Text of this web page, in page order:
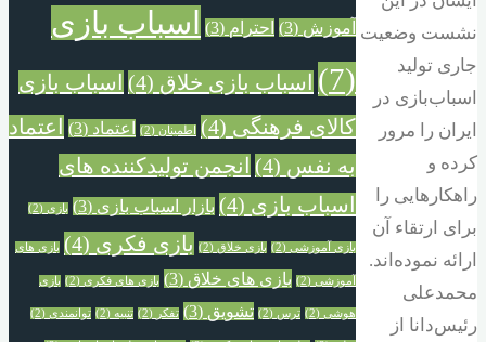
نشست وضعیت
جاری تولید
اسباب‌بازی در
ایران را مرور
کرده و
راهکارهایی را
برای ارتقاء آن
ارائه نموده‌اند.
محمدعلی
رئیس‌دانا از
آموزش (3) احترام (3)
اسباب بازی
(7)
اسباب بازی خلاق (4)
اسباب بازی
کالای فرهنگی (4) اطمینان (2) اعتماد (3)
اعتماد
به نفس (4)
انجمن تولیدکننده های
اسباب بازی (4) بازار اسباب بازی (3) بازی (2)
بازی آموزشی (2) بازی خلاق (2) بازی فکری (4) بازی های
آموزشی (2) بازی های خلاق (3) بازی های فکری (2) بازی
هوشی (2) ترس (2) تشویق (3) تفکر (2) تنبیه (2) توانمندی (2)